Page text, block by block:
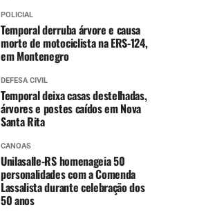
POLICIAL
Temporal derruba árvore e causa
morte de motociclista na ERS-124,
em Montenegro
DEFESA CIVIL
Temporal deixa casas destelhadas,
árvores e postes caídos em Nova
Santa Rita
CANOAS
Unilasalle-RS homenageia 50
personalidades com a Comenda
Lassalista durante celebração dos
50 anos